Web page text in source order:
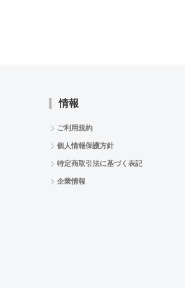
情報
ご利用規約
個人情報保護方針
特定商取引法に基づく表記
企業情報